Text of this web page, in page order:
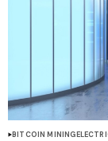
BITCOIN MINING